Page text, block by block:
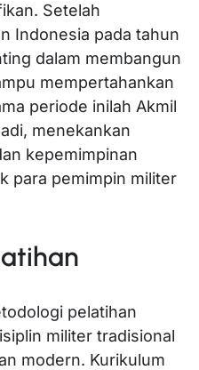
Setelah
Indonesia pada tahun
dalam membangun
mempertahankan
periode inilah Akmil
menekankan
kepemimpinan
para pemimpin militer
pelatihan
militer tradisional
modern. Kurikulum